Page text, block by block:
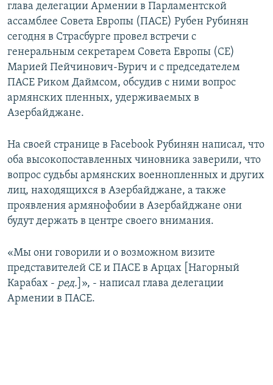
глава делегации Армении в Парламентской
ассамблее Совета Европы (ПАСЕ) Рубен Рубинян
сегодня в Страсбурге провел встречи с
генеральным секретарем Совета Европы (СЕ)
Марией Пейчинович-Бурич и с председателем
ПАСЕ Риком Даймсом, обсудив с ними вопрос
армянских пленных, удерживаемых в
Азербайджане.
На своей странице в Facebook Рубинян написал, что
оба высокопоставленных чиновника заверили, что
вопрос судьбы армянских военнопленных и других
лиц, находящихся в Азербайджане, а также
проявления армянофобии в Азербайджане они
будут держать в центре своего внимания.
«Мы они говорили и о возможном визите
представителей СЕ и ПАСЕ в Арцах [Нагорный
Карабах - ред. ]», - написал глава делегации
Армении в ПАСЕ.